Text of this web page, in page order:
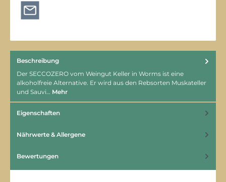
Beschreibung
Der SECCOZERO vom Weingut Keller in Worms ist eine
alkoholfreie Alternative. Er wird aus den Rebsorten Muskateller
und Sauvi… Mehr
Eigenschaften
Nährwerte & Allergene
Bewertungen